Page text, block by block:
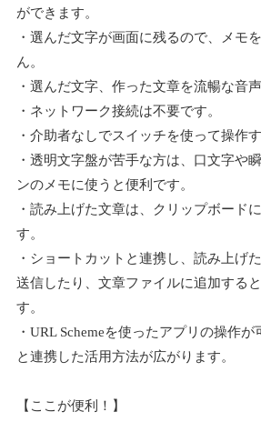
ができます。
・選んだ文字が画面に残るので、メモ
ん。
・選んだ文字、作った文章を流暢な音
・ネットワーク接続は不要です。
・介助者なしでスイッチを使って操作
・透明文字盤が苦手な方は、口文字や
ンのメモに使うと便利です。
・読み上げた文章は、クリップボード
す。
・ショートカットと連携し、読み上げ
送信したり、文章ファイルに追加する
す。
・URL Schemeを使ったアプリの操作
と連携した活用方法が広がります。
【ここが便利！】